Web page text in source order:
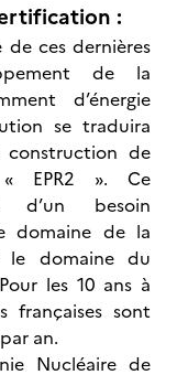
:
de ces dernières
de la
d’énergie
se traduira
de
EPR2 ». Ce
d’un besoin
domaine de la
domaine du
les 10 ans à
françaises sont
an.
Nucléaire de